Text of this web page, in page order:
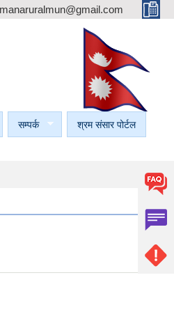
सम्पर्क श्रम संसार पोर्टल